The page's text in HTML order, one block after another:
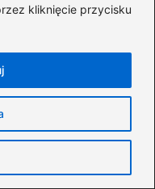
kliknięcie przycisku
pułapki
kupić je mądrze i
odkrywając